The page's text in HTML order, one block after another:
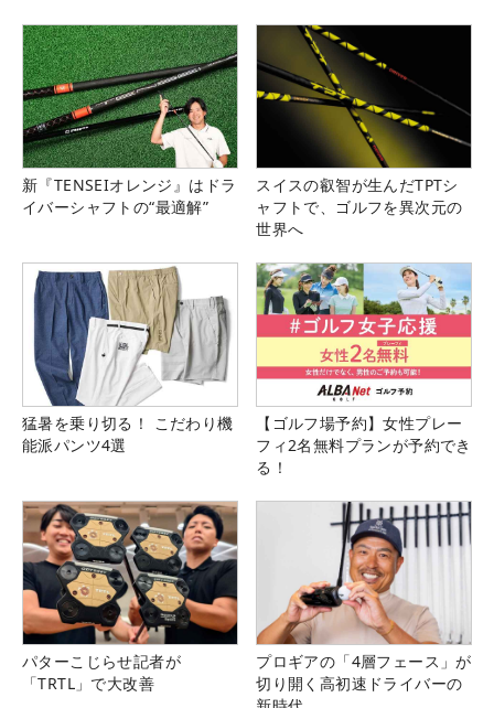
新『TENSEIオレンジ』はドラ
イバーシャフトの“最適解”
スイスの叡智が生んだTPTシ
ャフトで、ゴルフを異次元の
世界へ
猛暑を乗り切る！ こだわり機
能派パンツ4選
【ゴルフ場予約】女性プレー
フィ2名無料プランが予約でき
る！
パターこじらせ記者が
「TRTL」で大改善
プロギアの「4層フェース」が
切り開く高初速ドライバーの